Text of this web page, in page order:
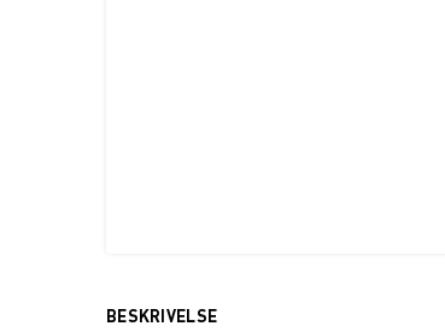
BESKRIVELSE